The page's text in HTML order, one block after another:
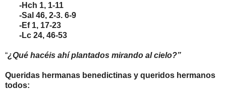
-Hch 1, 1-11
-Sal 46, 2-3. 6-9
-Ef 1, 17-23
-Lc 24, 46-53
“¿Qué hacéis ahí plantados mirando al cielo?”
Queridas hermanas benedictinas y queridos hermanos
todos: